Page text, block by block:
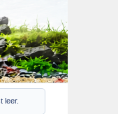
leer.